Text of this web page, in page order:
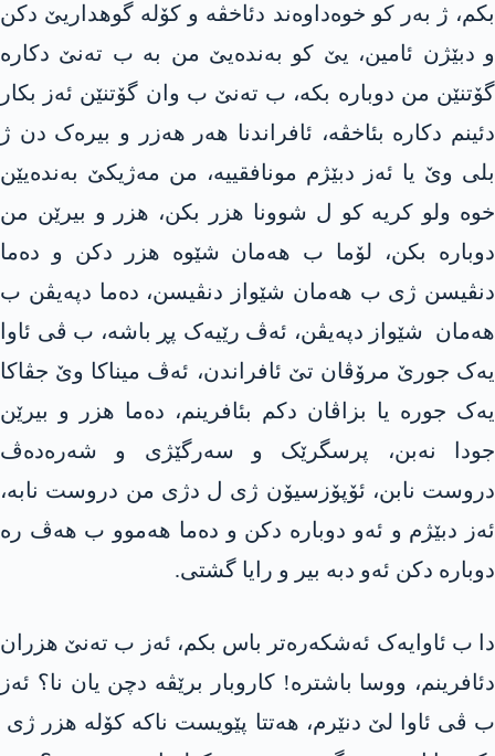
بکم، ژ بەر کو خوەداوەند دئاخڤە و کۆلە گوهداریێ دکن
و دبێژن ئامین، یێ کو بەندەیێ من بە ب تەنێ دکارە
گۆتنێن من دوبارە بکە، ب تەنێ ب وان گۆتنێن ئەز بکار
دئینم دکارە بئاخڤە، ئافراندنا هەر هەزر و بیرەک دن ژ
بلی وێ یا ئەز دبێژم مونافقییە، من مەژیکێ بەندەیێن
خوە ولو کریە کو ل شوونا هزر بکن، هزر و بیرێن من
دوبارە بکن، لۆما ب هەمان شێوە هزر دکن و دەما
دنڤیسن ژی ب هەمان شێواز دنڤیسن، دەما دپەیڤن ب
هەمان شێواز دپەیڤن، ئەڤ رێیەک پڕ باشە، ب ڤی ئاوا
یەک جورێ مرۆڤان تێ ئافراندن، ئەڤ میناکا وێ جڤاکا
یەک جورە یا بزاڤان دکم بئافرینم، دەما هزر و بیرێن
جودا نەبن، پرسگرێک و سەرگێژی و شەرەدەڤ
دروست نابن، ئۆپۆزسیۆن ژی ل دژی من دروست نابە،
ئەز دبێژم و ئەو دوبارە دکن و دەما هەموو ب هەڤ رە
دوبارە دکن ئەو دبە بیر و رایا گشتی.
دا ب ئاوایەک ئەشکەرەتر باس بکم، ئەز ب تەنێ هزران
دئافرینم، ووسا باشترە! کاروبار برێڤە دچن یان نا؟ ئەز
ب ڤی ئاوا لێ دنێرم، هەتتا پێویست ناکە کۆلە هزر ژی